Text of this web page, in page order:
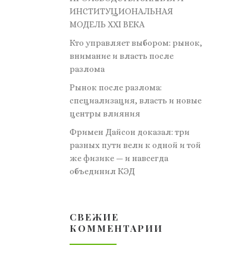
ИНСТИТУЦИОНАЛЬНАЯ
МОДЕЛЬ XXI ВЕКА
Кто управляет выбором: рынок,
внимание и власть после
разлома
Рынок после разлома:
специализация, власть и новые
центры влияния
Фримен Дайсон доказал: три
разных пути вели к одной и той
же физике — и навсегда
объединил КЭД
СВЕЖИЕ
КОММЕНТАРИИ